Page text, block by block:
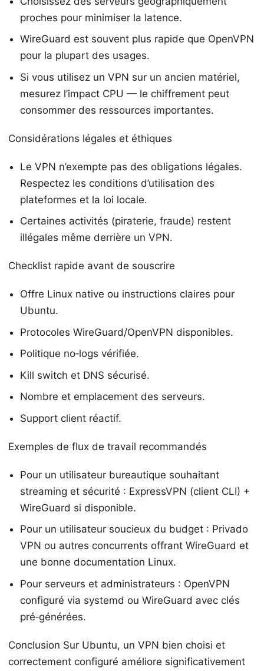
proches pour minimiser la latence.
WireGuard est souvent plus rapide que OpenVPN
pour la plupart des usages.
Si vous utilisez un VPN sur un ancien matériel,
mesurez l’impact CPU — le chiffrement peut
consommer des ressources importantes.
Considérations légales et éthiques
Le VPN n’exempte pas des obligations légales.
Respectez les conditions d’utilisation des
plateformes et la loi locale.
Certaines activités (piraterie, fraude) restent
illégales même derrière un VPN.
Checklist rapide avant de souscrire
Offre Linux native ou instructions claires pour
Ubuntu.
Protocoles WireGuard/OpenVPN disponibles.
Politique no‑logs vérifiée.
Kill switch et DNS sécurisé.
Nombre et emplacement des serveurs.
Support client réactif.
Exemples de flux de travail recommandés
Pour un utilisateur bureautique souhaitant
streaming et sécurité : ExpressVPN (client CLI) +
WireGuard si disponible.
Pour un utilisateur soucieux du budget : Privado
VPN ou autres concurrents offrant WireGuard et
une bonne documentation Linux.
Pour serveurs et administrateurs : OpenVPN
configuré via systemd ou WireGuard avec clés
pré‑générées.
Conclusion Sur Ubuntu, un VPN bien choisi et
correctement configuré améliore significativement